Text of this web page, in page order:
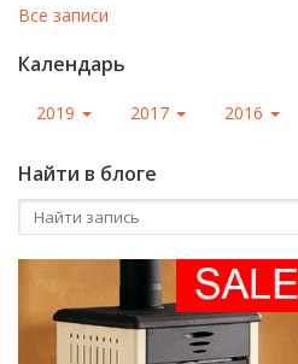
Все записи
Календарь
2019 2017 2016
Найти в блоге